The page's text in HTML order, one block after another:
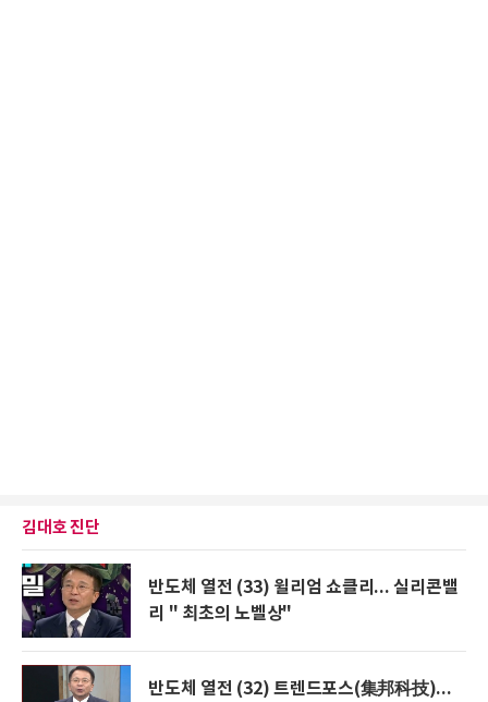
김대호 진단
반도체 열전 (33) 윌리엄 쇼클리... 실리콘밸
리 " 최초의 노벨상"
반도체 열전 (32) 트렌드포스(集邦科技)...